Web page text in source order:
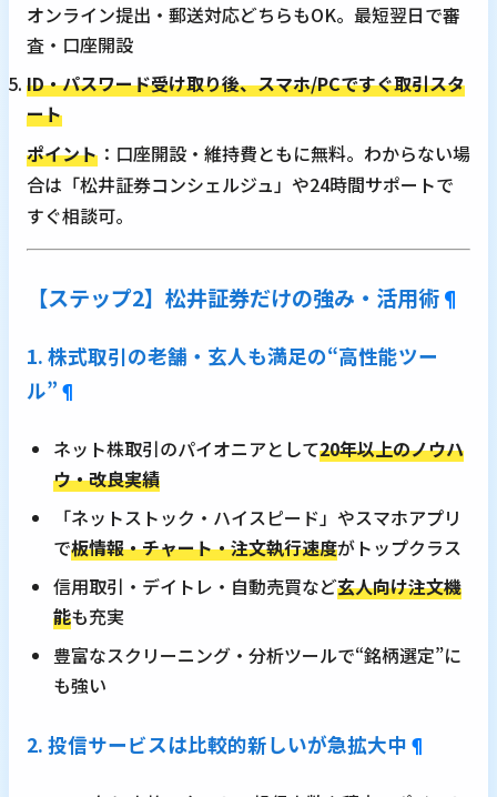
オンライン提出・郵送対応どちらもOK。最短翌日で審
査・口座開設
ID・パスワード受け取り後、スマホ/PCですぐ取引スタ
ート
ポイント ：口座開設・維持費ともに無料。わからない場
合は「松井証券コンシェルジュ」や24時間サポートで
すぐ相談可。
【ステップ2】松井証券だけの強み・活用術¶
1. 株式取引の老舗・玄人も満足の“高性能ツー
ル” ¶
ネット株取引のパイオニアとして20年以上のノウハ
ウ・改良実績
「ネットストック・ハイスピード」やスマホアプリ
で板情報・チャート・注文執行速度がトップクラス
信用取引・デイトレ・自動売買など玄人向け注文機
能も充実
豊富なスクリーニング・分析ツールで“銘柄選定”に
も強い
2. 投信サービスは比較的新しいが急拡大中 ¶